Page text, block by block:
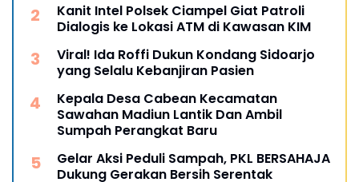
Kanit Intel Polsek Ciampel Giat Patroli
Dialogis ke Lokasi ATM di Kawasan KIM
Viral! Ida Roffi Dukun Kondang Sidoarjo
yang Selalu Kebanjiran Pasien
Kepala Desa Cabean Kecamatan
Sawahan Madiun Lantik Dan Ambil
Sumpah Perangkat Baru
Gelar Aksi Peduli Sampah, PKL BERSAHAJA
Dukung Gerakan Bersih Serentak